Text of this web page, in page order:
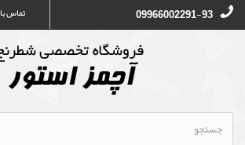
تماس 09966002291-93